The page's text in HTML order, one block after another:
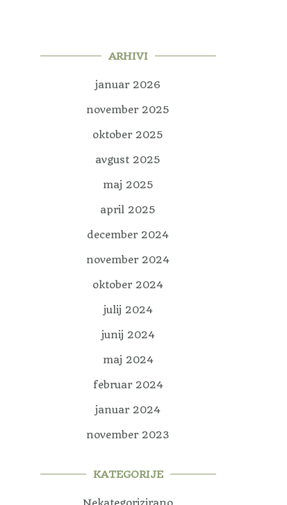
ARHIVI
januar 2026
november 2025
oktober 2025
avgust 2025
maj 2025
april 2025
december 2024
november 2024
oktober 2024
julij 2024
junij 2024
maj 2024
februar 2024
januar 2024
november 2023
KATEGORIJE